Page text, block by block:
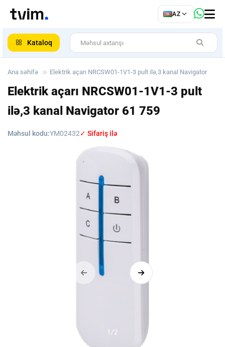
AZ
Kataloq
Ana səhifə Elektrik açarı NRCSW01-1V1-3 pult ilə,3 kanal Navigator
Elektrik açarı NRCSW01-1V1-3 pult
ilə,3 kanal Navigator 61 759
Məhsul kodu:YM02432✓ Sifariş ilə
1/2